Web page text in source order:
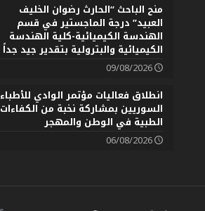
منح الباحث “الحارث رضوان الخليف
العبيد” درجة الماجستير في قسم
الهندسة الكيميائية-كلية الهندسة
الكيميائية والبترولية بتقدير جيد جداً
09/08/2026
انطلاق فعاليات مؤتمر الوادي للأطباء
السوريين بمشاركة نخبة من الكفاءات
الطبية في الوطن والمهجر
06/08/2026